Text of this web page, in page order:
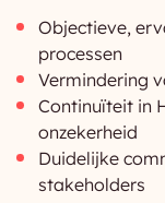
Objectieve,
processen
Vermindering
Continuïteit in
onzekerheid
Duidelijke
stakeholders